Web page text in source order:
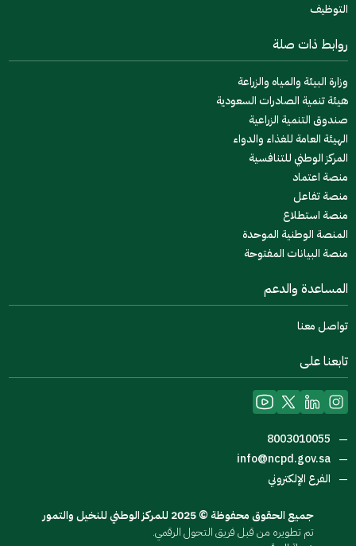
التوظيف
روابط ذات صلة
وزارة البيئة والمياه والزراعة
هيئة تنمية الصادرات السعودية
صندوق التنمية الزراعية
الهيئة العامة للغذاء والدواء
المركز الوطني للتنافسية
منصة اعتماد
منصة تفاعل
منصة استطلاع
المنصة الوطنية الموحدة
منصة البيانات المفتوحة
المساعدة والدعم
تواصل معنا
تابعنا على
—
—
info@ncpd.gov.sa
— الفرع الإلكتروني
جميع الحقوق محفوظة © 2025 للمركز الوطني للنخيل والتمور
تم تطويره من قبل فريق التحول الرقمي.